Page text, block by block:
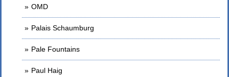
OMD
Palais Schaumburg
Pale Fountains
Paul Haig